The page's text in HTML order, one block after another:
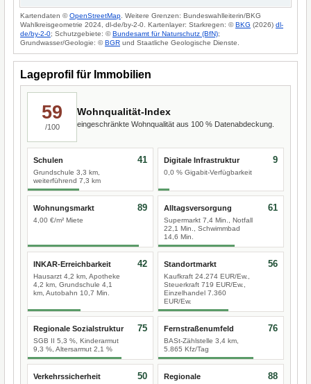
Kartendaten ©OpenStreetMap . Weitere Grenzen: Bundeswahlleiterin/BKG
Wahlkreisgeometrie 2024, dl-de/by-2-0. Kartenlayer: Starkregen: ©BKG (2026) dl-
de/by-2-0; Schutzgebiete: ©Bundesamt für Naturschutz (BfN);
Grundwasser/Geologie: ©BGR und Staatliche Geologische Dienste.
Lageprofil für Immobilien
59
/100
Wohnqualität-Index
eingeschränkte Wohnqualität aus 100 % Datenabdeckung.
Schulen
Grundschule 3,3 km,
weiterführend 7,3 km
41 Digitale Infrastruktur
0,0 % Gigabit-Verfügbarkeit
9
Wohnungsmarkt
4,00 €/m² Miete
89 Alltagsversorgung
Supermarkt 7,4 Min., Notfall
22,1 Min., Schwimmbad
14,6 Min.
61
INKAR-Erreichbarkeit
Hausarzt 4,2 km, Apotheke
4,2 km, Grundschule 4,1
km, Autobahn 10,7 Min.
42 Standortmarkt
Kaufkraft 24.274 EUR/Ew.,
Steuerkraft 719 EUR/Ew.,
Einzelhandel 7.360
EUR/Ew.
56
Regionale Sozialstruktur
SGB II 5,3 %, Kinderarmut
9,3 %, Altersarmut 2,1 %
75 Fernstraßenumfeld
BASt-Zählstelle 3,4 km,
5.865 Kfz/Tag
76
Verkehrssicherheit 50
Regionale
88